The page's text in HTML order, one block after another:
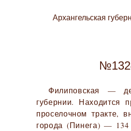
Архангельская
Филиповская —
губернии. Находится
проселочном тракте,
города (Пинега) —